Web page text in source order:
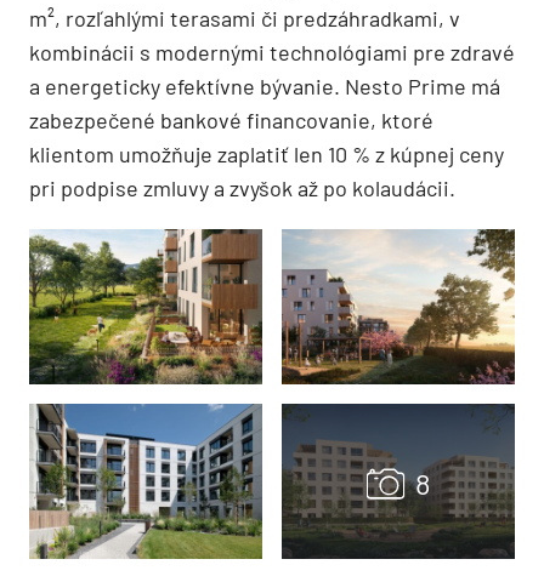
m², rozľahlými terasami či predzáhradkami, v
kombinácii s modernými technológiami pre zdravé
a energeticky efektívne bývanie. Nesto Prime má
zabezpečené bankové financovanie, ktoré
klientom umožňuje zaplatiť len 10 % z kúpnej ceny
pri podpise zmluvy a zvyšok až po kolaudácii.